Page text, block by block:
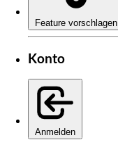
Feature vorschlagen
Konto
Anmelden